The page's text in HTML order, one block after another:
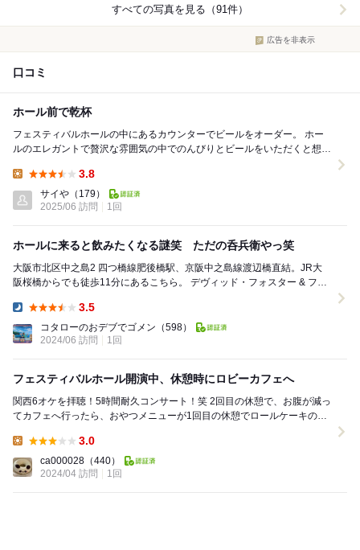
すべての写真を見る（91件）
広告を非表示
口コミ
ホール前で乾杯
フェスティバルホールの中にあるカウンターでビールをオーダー。 ホー
ルのエレガントで贅沢な雰囲気の中でのんびりとビールをいただくと想定
3.8
サイや （179）
2025/06 訪問
1回
ホールに来ると飲みたくなる謎笑 ただの呑兵衛やっ笑
大阪市北区中之島2 四つ橋線肥後橋駅、京阪中之島線渡辺橋直結。JR大
阪桜橋からでも徒歩11分にあるこちら。 デヴィッド・フォスター & フレ
3.5
コタローのおデブでゴメン （598）
2024/06 訪問
1回
フェスティバルホール開演中、休憩時にロビーカフェへ
関西6オケを拝聴！5時間耐久コンサート！笑 2回目の休憩で、お腹が減っ
てカフェへ行ったら、おやつメニューが1回目の休憩でロールケーキのみ
3.0
ca000028 （440）
2024/04 訪問
1回